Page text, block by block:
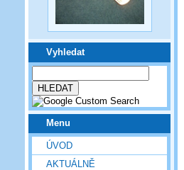
Vyhledat
Menu
ÚVOD
AKTUÁLNĚ